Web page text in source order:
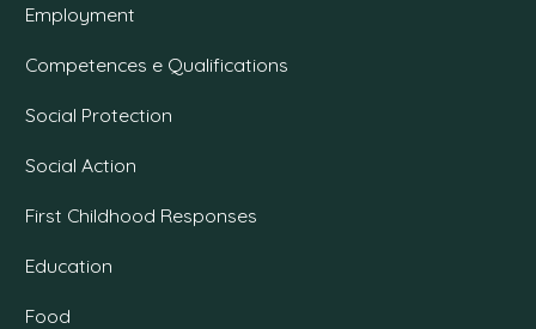
Employment
Competences e Qualifications
Social Protection
Social Action
First Childhood Responses
Education
Food